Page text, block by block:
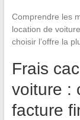
Comprendre les
location de
choisir l’offre la
Frais
voiture :
facture